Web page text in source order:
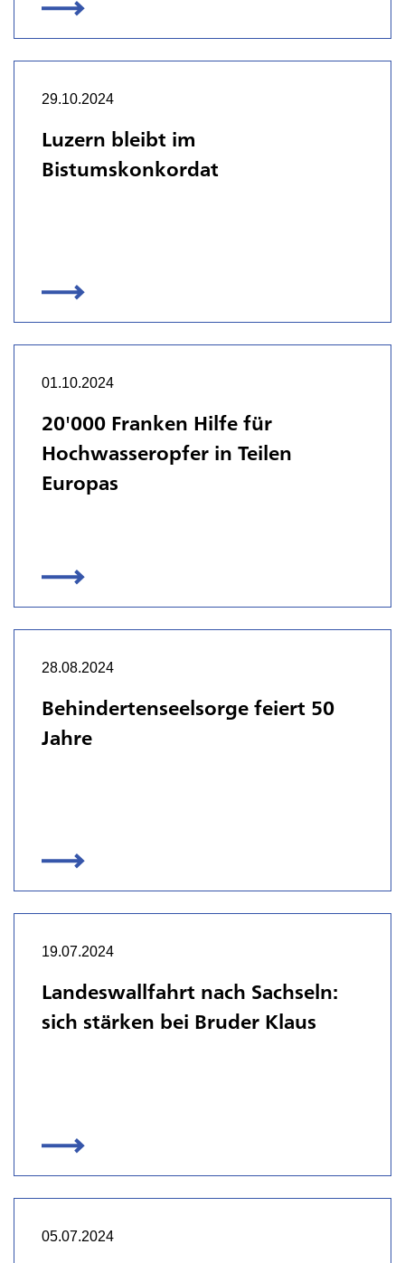
29.10.2024
Luzern bleibt im
Bistumskonkordat
01.10.2024
20'000 Franken Hilfe für
Hochwasseropfer in Teilen
Europas
28.08.2024
Behindertenseelsorge feiert 50
Jahre
19.07.2024
Landeswallfahrt nach Sachseln:
sich stärken bei Bruder Klaus
05.07.2024